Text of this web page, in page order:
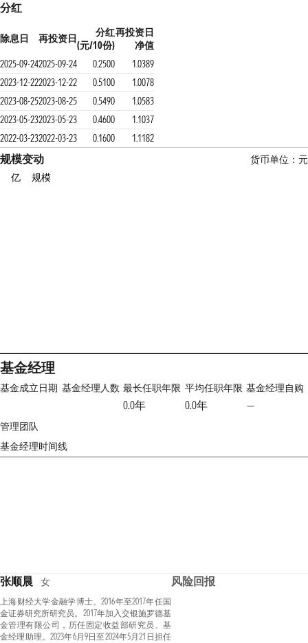
分红
除息日 再投资日
分红
(元/10份)
再投资日
净值
2025-09-242025-09-24 0.2500
1.0389
2023-12-222023-12-22 0.5100
1.0078
2023-08-252023-08-25 0.5490
1.0583
2023-05-232023-05-23 0.4600
1.1037
2022-03-232022-03-23 0.1600 1.1182
规模变动
货币单位：元
亿
规模
基金经理
基金成立日期 基金经理人数 最长任职年限
0.0年
平均任职年限
0.0年
基金经理自购
—
管理团队
基金经理时间线
张顺晨 女
上海财经大学金融学博士。2016年至2017年任国
金证券研究所研究员。2017年加入交银施罗德基
金管理有限公司，历任固定收益部研究员、基
金经理助理。2023年6月9日至2024年5月21日担任
风险回报